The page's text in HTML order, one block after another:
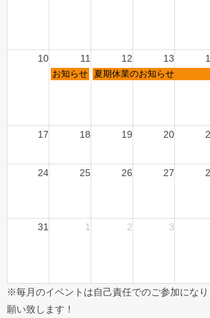
10 11 12 13
お知らせ 夏期休業のお知らせ
17 18 19 20
24 25 26 27
31 1 2 3
※毎月のイベントは自己責任でのご参加にな
願い致します！